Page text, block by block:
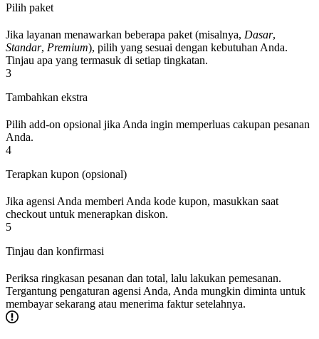
Pilih paket
Jika layanan menawarkan beberapa paket (misalnya, Dasar,
Standar, Premium), pilih yang sesuai dengan kebutuhan Anda.
Tinjau apa yang termasuk di setiap tingkatan.
3
Tambahkan ekstra
Pilih add-on opsional jika Anda ingin memperluas cakupan pesanan
Anda.
4
Terapkan kupon (opsional)
Jika agensi Anda memberi Anda kode kupon, masukkan saat
checkout untuk menerapkan diskon.
5
Tinjau dan konfirmasi
Periksa ringkasan pesanan dan total, lalu lakukan pemesanan.
Tergantung pengaturan agensi Anda, Anda mungkin diminta untuk
membayar sekarang atau menerima faktur setelahnya.